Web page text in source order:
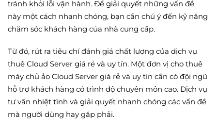
tránh khỏi lỗi vận hành. Để giải quyết những vấn đề
này một cách nhanh chóng, bạn cần chú ý đến kỹ năng
chăm sóc khách hàng của nhà cung cấp.
Từ đó, rút ra tiêu chí đánh giá chất lượng của dịch vụ
thuê Cloud Server giá rẻ và uy tín. Một đơn vị cho thuê
máy chủ ảo Cloud Server giá rẻ và uy tín cần có đội ngũ
hỗ trợ khách hàng có trình độ chuyên môn cao. Dịch vụ
tư vấn nhiệt tình và giải quyết nhanh chóng các vấn đề
mà người dùng hay gặp phải.